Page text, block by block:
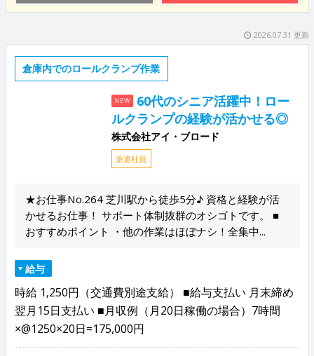
2026.07.31 更新
倉庫内でのロールクランプ作業
NEW
60代のシニア活躍中！ロー
ルクランプの経験が活かせる◎
株式会社アイ・ブロード
派遣社員
★お仕事No.264 芝川駅から徒歩5分♪ 資格と経験が活
かせるお仕事！ サポート体制抜群のオシゴトです。 ■
おすすめポイント ・他の作業はほぼナシ！全集中...
給与
時給 1,250円（交通費別途支給） ■給与支払い 月末締め
翌月15日支払い ■月収例（月20日稼働の場合）7時間
×@1250×20日=175,000円